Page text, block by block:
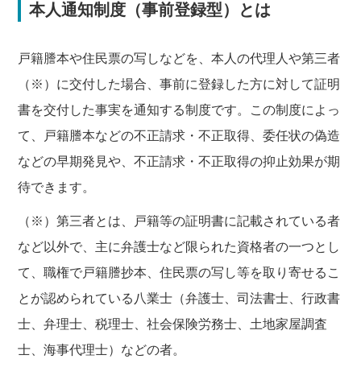
本人通知制度（事前登録型）とは
戸籍謄本や住民票の写しなどを、本人の代理人や第三者
（※）に交付した場合、事前に登録した方に対して証明
書を交付した事実を通知する制度です。この制度によっ
て、戸籍謄本などの不正請求・不正取得、委任状の偽造
などの早期発見や、不正請求・不正取得の抑止効果が期
待できます。
（※）第三者とは、戸籍等の証明書に記載されている者
など以外で、主に弁護士など限られた資格者の一つとし
て、職権で戸籍謄抄本、住民票の写し等を取り寄せるこ
とが認められている八業士（弁護士、司法書士、行政書
士、弁理士、税理士、社会保険労務士、土地家屋調査
士、海事代理士）などの者。